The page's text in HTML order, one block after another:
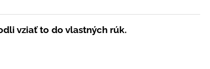
vziať to do vlastných rúk.